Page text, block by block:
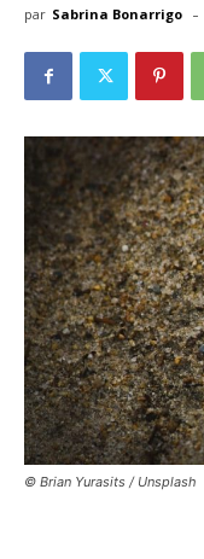
par Sabrina Bonarrigo -
© Brian Yurasits / Unsplash